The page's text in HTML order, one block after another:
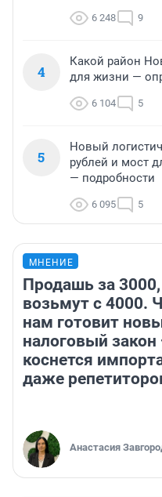
6 248 9
4
Какой район
для жизни —
6 104 5
5
Новый
рублей и мост
— подробности
6 095 5
МНЕНИЕ
Продашь за 3000,
возьмут с 4000.
нам готовит
налоговый закон
коснется
даже
Анастасия